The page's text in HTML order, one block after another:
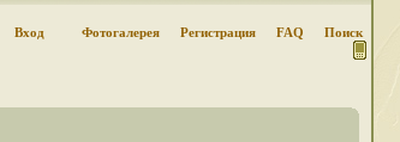
Вход Фотогалерея Регистрация FAQ Поиск